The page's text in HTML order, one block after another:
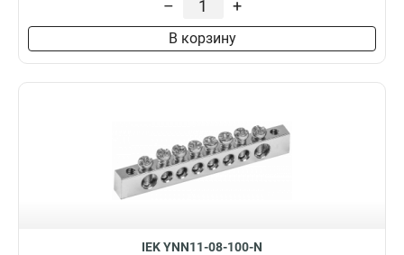
20/1 3
14/1 3
– +
В корзину
IEK YNN11-08-100-N